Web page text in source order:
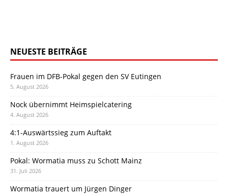
NEUESTE BEITRÄGE
Frauen im DFB-Pokal gegen den SV Eutingen
5. August 2026
Nock übernimmt Heimspielcatering
4. August 2026
4:1-Auswärtssieg zum Auftakt
1. August 2026
Pokal: Wormatia muss zu Schott Mainz
31. Juli 2026
Wormatia trauert um Jürgen Dinger